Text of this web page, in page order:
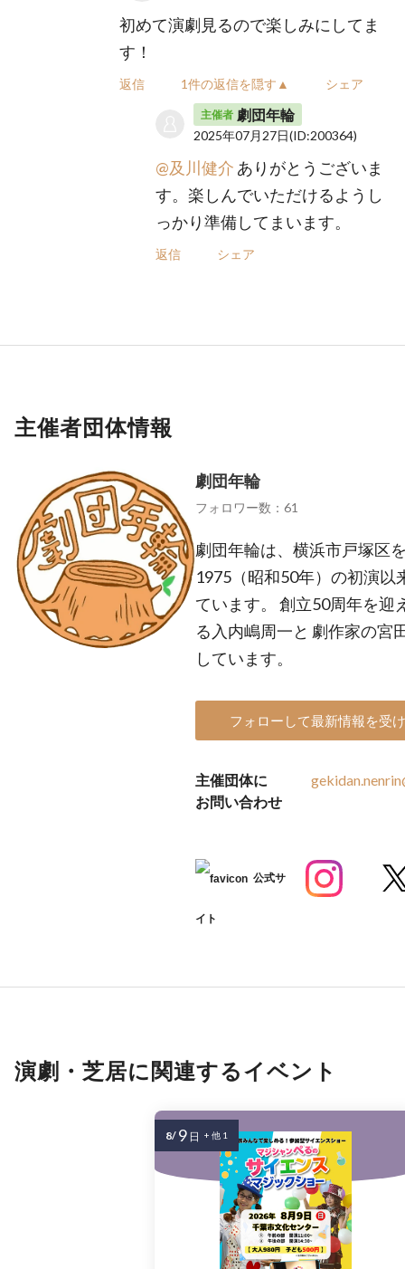
初めて演劇見るので楽しみにしてま
す！
返信 1件の返信を隠す▲ シェア
主催者 劇団年輪
2025年07月27日(ID:200364)
@及川健介 ありがとうございま
す。楽しんでいただけるようし
っかり準備してまいます。
返信 シェア
主催者団体情報
劇団年輪
フォロワー数：61
劇団年輪は、横浜市戸塚区
1975（昭和50年）の初演
ています。 創立50周年を迎
る入内嶋周一と 劇作家の宮
しています。
フォローして最新情報を受
主催団体に
お問い合わせ
公式サ
イト
演劇・芝居に関連するイベント
8/ 9 日 + 他 1